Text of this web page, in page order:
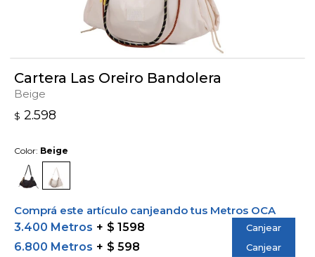
Cartera Las Oreiro Bandolera
Beige
$ 2.598
Color: Beige
Comprá este artículo canjeando tus Metros OCA
3.400 Metros
$ 1598 Canjear
6.800 Metros $ 598 Canjear